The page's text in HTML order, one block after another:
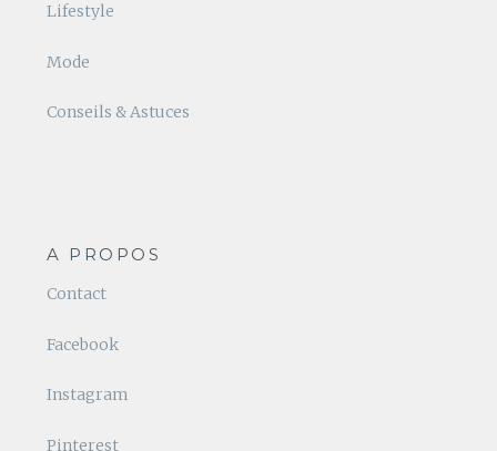
Lifestyle
Mode
Conseils & Astuces
A PROPOS
Contact
Facebook
Instagram
Pinterest